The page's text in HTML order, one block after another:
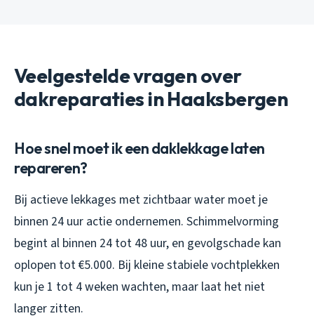
Veelgestelde vragen over
dakreparaties in Haaksbergen
Hoe snel moet ik een daklekkage laten
repareren?
Bij actieve lekkages met zichtbaar water moet je
binnen 24 uur actie ondernemen. Schimmelvorming
begint al binnen 24 tot 48 uur, en gevolgschade kan
oplopen tot €5.000. Bij kleine stabiele vochtplekken
kun je 1 tot 4 weken wachten, maar laat het niet
langer zitten.